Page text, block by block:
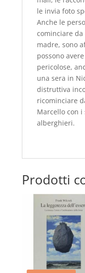
le invia foto
Anche le
cominciare
madre, sono
possono
pericolose,
una sera in
distruttiva
ricominciare
Marcello con
alberghieri.
Prodotti